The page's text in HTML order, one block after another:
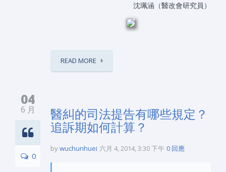
沈珮涵（醫改會研究員）
READ MORE
04
6 月
0
醫糾的司法提告有哪些規定？
追訴期如何計算？
bywuchunhuei 六月 4, 2014, 3:30 下午 0 回應